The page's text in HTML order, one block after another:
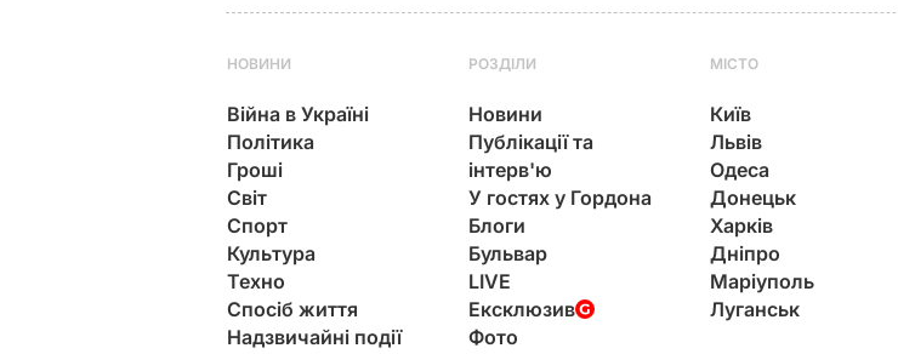
НОВИНИ
Війна в Україні
Політика
Гроші
Світ
Спорт
Культура
Техно
Спосіб життя
Надзвичайні події
РОЗДІЛИ
Новини
Публікації та
інтерв'ю
У гостях у Гордона
Блоги
Бульвар
LIVE
Ексклюзив
Фото
МІСТО
Київ
Львів
Одеса
Донецьк
Харків
Дніпро
Маріуполь
Луганськ